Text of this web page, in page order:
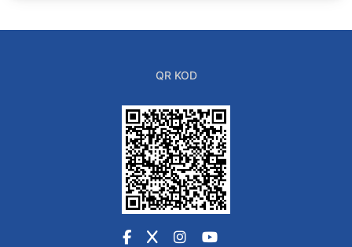
QR KOD
Facebook
X Instagram
YouTube